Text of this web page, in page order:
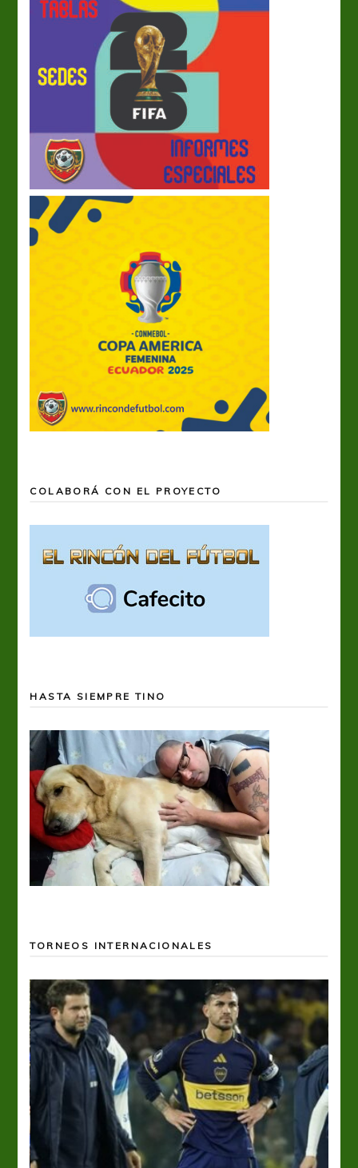
COLABORÁ CON EL PROYECTO
HASTA SIEMPRE TINO
TORNEOS INTERNACIONALES